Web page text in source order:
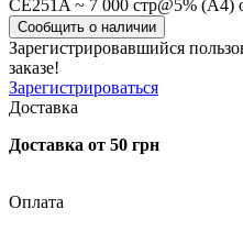
CE251A ~ 7 000 стр@5% (A4)
Сообщить о наличии
Зарегистрировавшийся
заказе!
Зарегистрироваться
Доставка
Доставка от 50 грн
Оплата